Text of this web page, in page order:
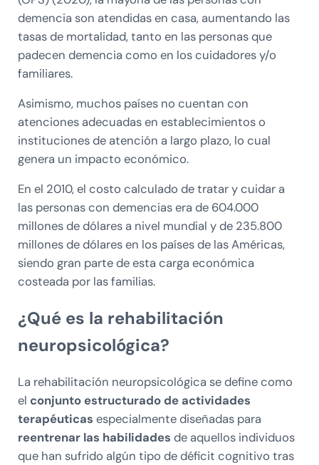
demencia son atendidas en casa, aumentando las
tasas de mortalidad, tanto en las personas que
padecen demencia como en los cuidadores y/o
familiares.
Asimismo, muchos países no cuentan con
atenciones adecuadas en establecimientos o
instituciones de atención a largo plazo, lo cual
genera un impacto económico.
En el 2010, el costo calculado de tratar y cuidar a
las personas con demencias era de 604.000
millones de dólares a nivel mundial y de 235.800
millones de dólares en los países de las Américas,
siendo gran parte de esta carga económica
costeada por las familias.
¿Qué es la rehabilitación
neuropsicológica?
La rehabilitación neuropsicológica se define como
el conjunto estructurado de actividades
terapéuticas especialmente diseñadas para
reentrenar las habilidades de aquellos individuos
que han sufrido algún tipo de déficit cognitivo tras